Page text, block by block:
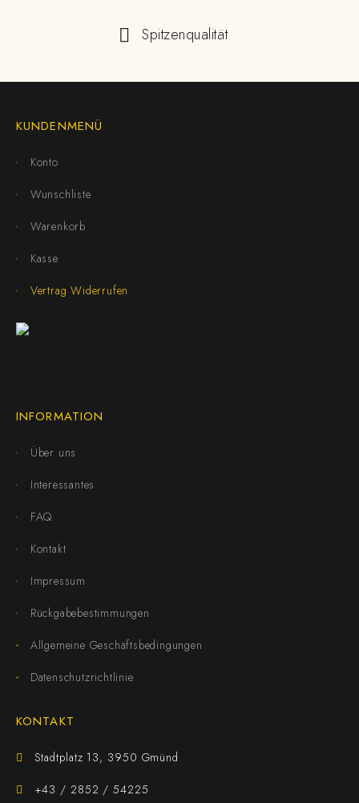
Spitzenqualität
KUNDENMENÜ
Konto
Wunschliste
Warenkorb
Kasse
Vertrag Widerrufen
INFORMATION
Über uns
Interessantes
FAQ
Kontakt
Impressum
Rückgabebestimmungen
Allgemeine Geschäftsbedingungen
Datenschutzrichtlinie
KONTAKT
Stadtplatz 13, 3950 Gmünd
+43 / 2852 / 54225